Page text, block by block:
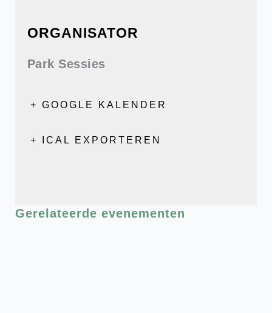
ORGANISATOR
Park Sessies
+ GOOGLE KALENDER
+ ICAL EXPORTEREN
Gerelateerde evenementen